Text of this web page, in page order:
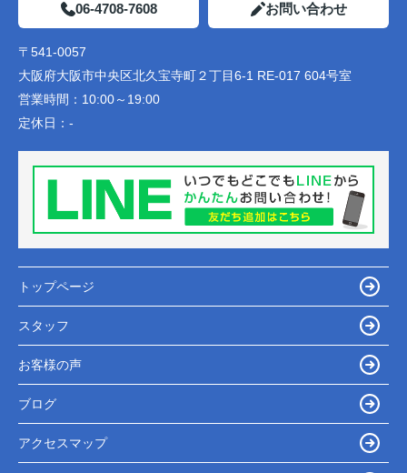
06-4708-7608 お問い合わせ
〒541-0057
大阪府大阪市中央区北久宝寺町２丁目6-1 RE-017 604号室
営業時間： 10:00～19:00
定休日： -
トップページ
スタッフ
お客様の声
ブログ
アクセスマップ